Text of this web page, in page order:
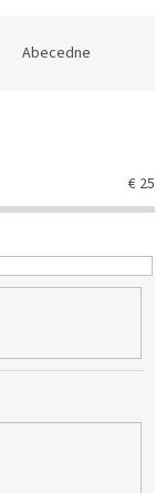
Abecedne
€ 25